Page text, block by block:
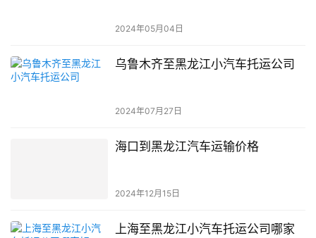
2024年05月04日
乌鲁木齐至黑龙江小汽车托运公司
2024年07月27日
海口到黑龙江汽车运输价格
2024年12月15日
上海至黑龙江小汽车托运公司哪家